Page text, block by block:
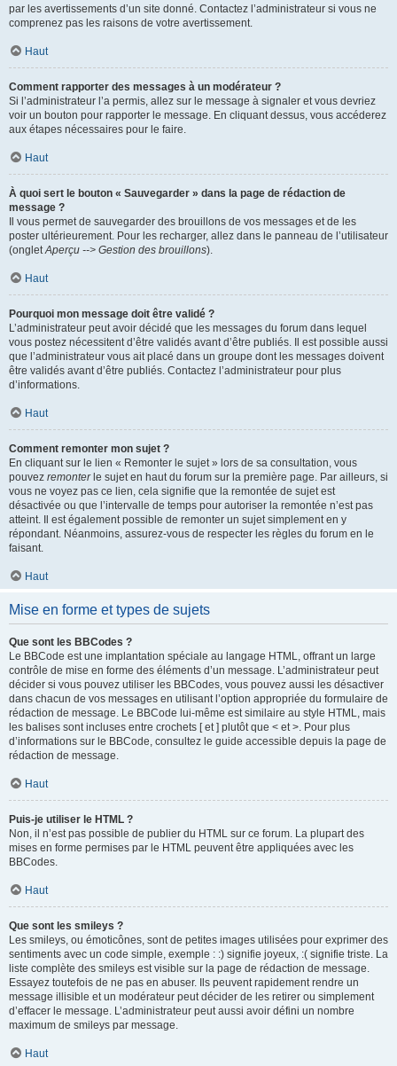
par les avertissements d’un site donné. Contactez l’administrateur si vous ne
comprenez pas les raisons de votre avertissement.
Haut
Comment rapporter des messages à un modérateur ?
Si l’administrateur l’a permis, allez sur le message à signaler et vous devriez
voir un bouton pour rapporter le message. En cliquant dessus, vous accéderez
aux étapes nécessaires pour le faire.
Haut
À quoi sert le bouton « Sauvegarder » dans la page de rédaction de
message ?
Il vous permet de sauvegarder des brouillons de vos messages et de les
poster ultérieurement. Pour les recharger, allez dans le panneau de l’utilisateur
(ongletAperçu --> Gestion des brouillons).
Haut
Pourquoi mon message doit être validé ?
L’administrateur peut avoir décidé que les messages du forum dans lequel
vous postez nécessitent d’être validés avant d’être publiés. Il est possible aussi
que l’administrateur vous ait placé dans un groupe dont les messages doivent
être validés avant d’être publiés. Contactez l’administrateur pour plus
d’informations.
Haut
Comment remonter mon sujet ?
En cliquant sur le lien « Remonter le sujet » lors de sa consultation, vous
pouvez remonterle sujet en haut du forum sur la première page. Par ailleurs, si
vous ne voyez pas ce lien, cela signifie que la remontée de sujet est
désactivée ou que l’intervalle de temps pour autoriser la remontée n’est pas
atteint. Il est également possible de remonter un sujet simplement en y
répondant. Néanmoins, assurez-vous de respecter les règles du forum en le
faisant.
Haut
Mise en forme et types de sujets
Que sont les BBCodes ?
Le BBCode est une implantation spéciale au langage HTML, offrant un large
contrôle de mise en forme des éléments d’un message. L’administrateur peut
décider si vous pouvez utiliser les BBCodes, vous pouvez aussi les désactiver
dans chacun de vos messages en utilisant l’option appropriée du formulaire de
rédaction de message. Le BBCode lui-même est similaire au style HTML, mais
les balises sont incluses entre crochets [ et ] plutôt que < et >. Pour plus
d’informations sur le BBCode, consultez le guide accessible depuis la page de
rédaction de message.
Haut
Puis-je utiliser le HTML ?
Non, il n’est pas possible de publier du HTML sur ce forum. La plupart des
mises en forme permises par le HTML peuvent être appliquées avec les
BBCodes.
Haut
Que sont les smileys ?
Les smileys, ou émoticônes, sont de petites images utilisées pour exprimer des
sentiments avec un code simple, exemple : :) signifie joyeux, :( signifie triste. La
liste complète des smileys est visible sur la page de rédaction de message.
Essayez toutefois de ne pas en abuser. Ils peuvent rapidement rendre un
message illisible et un modérateur peut décider de les retirer ou simplement
d’effacer le message. L’administrateur peut aussi avoir défini un nombre
maximum de smileys par message.
Haut